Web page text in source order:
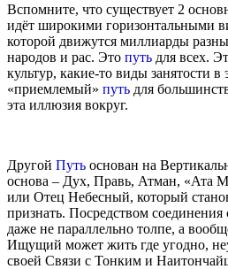
Вспомните, что существует 2
идёт широкими горизонтальными
которой движутся миллиарды
народов и рас. Это путь для всех.
культур, какие-то виды занятости
«приемлемый» путь для
эта иллюзия вокруг.
Другой Путь основан на
основа – Дух, Правь, Атман, «Ата
или Отец Небесный, который
признать. Посредством
даже не параллельно толпе, а
Ищущий может жить где угодно,
своей Связи с Тонким и